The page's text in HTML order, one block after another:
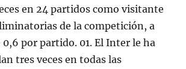
en 24 partidos como visitante
de la competición, a
0,6 por partido. 01. El Inter le ha
tres veces en todas las